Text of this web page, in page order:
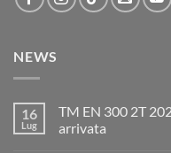
NEWS
16
Lug
TM EN 300 2T
arrivata